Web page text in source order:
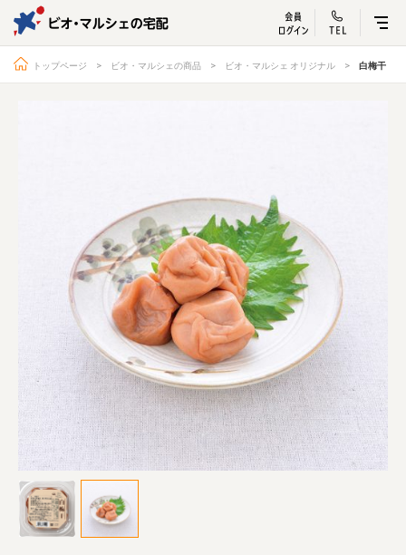
ビオ・マルシェ
宅配サービス紹介 有機野菜の お試しセッ
宅配サービスについて 読みもの・NEWS
ビオ・マルシェの商品 ご利用ガイド
よくある質問 オーガニックって何
お届け情報 生産者・製造者
取扱店 ビオママクラブ
お問い合わせ 放射性物質への対応
会社概要 採用情報
業務用卸 SDGsへの取り組み
トップページ ビオ・マルシェの商品 ビオ・マルシェ オリジナル 白梅干